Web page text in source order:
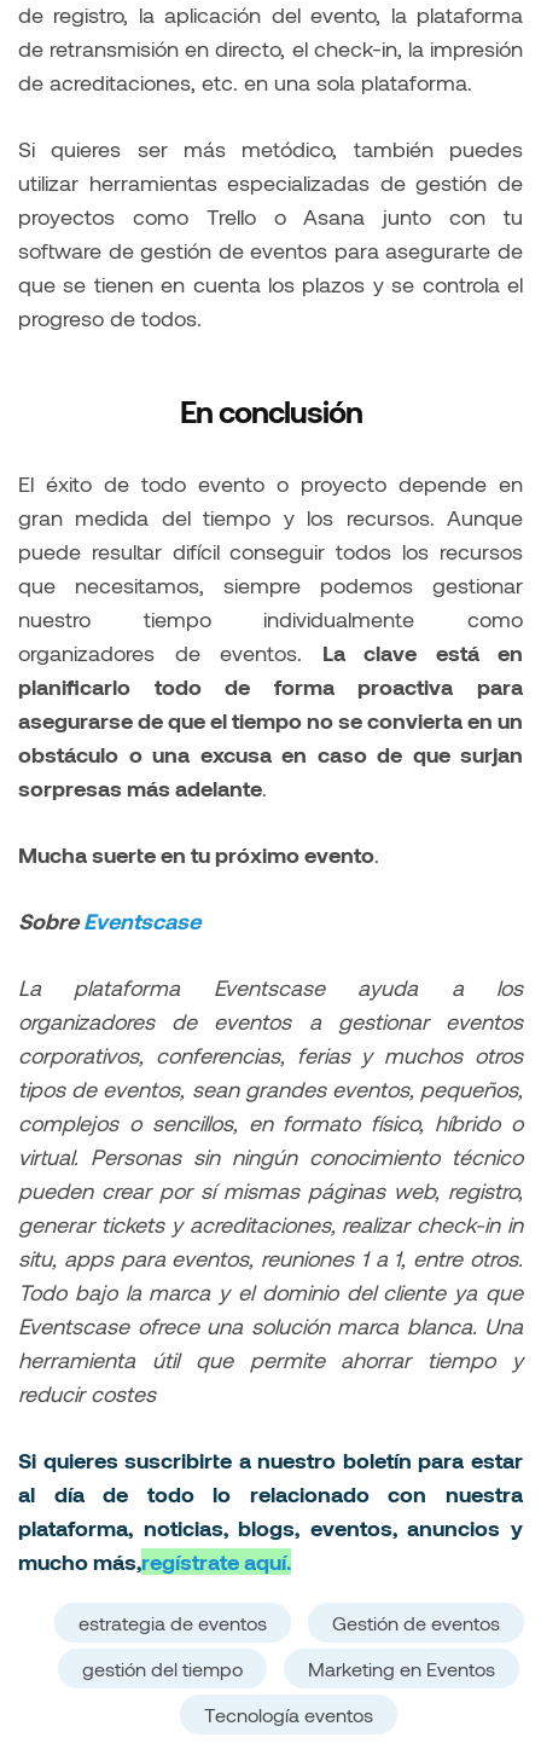
de registro, la aplicación del evento, la plataforma
de retransmisión en directo, el check-in, la impresión
de acreditaciones, etc. en una sola plataforma.
Si quieres ser más metódico, también puedes
utilizar herramientas especializadas de gestión de
proyectos como Trello o Asana junto con tu
software de gestión de eventos para asegurarte de
que se tienen en cuenta los plazos y se controla el
progreso de todos.
En conclusión
El éxito de todo evento o proyecto depende en
gran medida del tiempo y los recursos. Aunque
puede resultar difícil conseguir todos los recursos
que necesitamos, siempre podemos gestionar
nuestro tiempo individualmente como
organizadores de eventos. La clave está en
planificarlo todo de forma proactiva para
asegurarse de que el tiempo no se convierta en un
obstáculo o una excusa en caso de que surjan
sorpresas más adelante.
Mucha suerte en tu próximo evento.
SobreEventscase
La plataforma Eventscase ayuda a los
organizadores de eventos a gestionar eventos
corporativos, conferencias, ferias y muchos otros
tipos de eventos, sean grandes eventos, pequeños,
complejos o sencillos, en formato físico, híbrido o
virtual. Personas sin ningún conocimiento técnico
pueden crear por sí mismas páginas web, registro,
generar tickets y acreditaciones, realizar check-in in
situ, apps para eventos, reuniones 1 a 1, entre otros.
Todo bajo la marca y el dominio del cliente ya que
Eventscase ofrece una solución marca blanca. Una
herramienta útil que permite ahorrar tiempo y
reducir costes
Si quieres suscribirte a nuestro boletín para estar
al día de todo lo relacionado con nuestra
plataforma, noticias, blogs, eventos, anuncios y
mucho más,regístrate aquí.
estrategia de eventos
Gestión de eventos
gestión del tiempo
Marketing en Eventos
Tecnología eventos